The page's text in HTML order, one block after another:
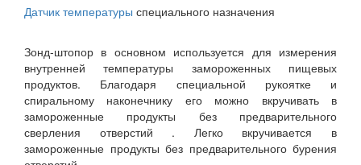
Датчик температуры специального назначения
Зонд-штопор в основном используется для измерения
внутренней температуры замороженных пищевых
продуктов. Благодаря специальной рукоятке и
спиральному наконечнику его можно вкручивать в
замороженные продукты без предварительного
сверления отверстий . Легко вкручивается в
замороженные продукты без предварительного бурения